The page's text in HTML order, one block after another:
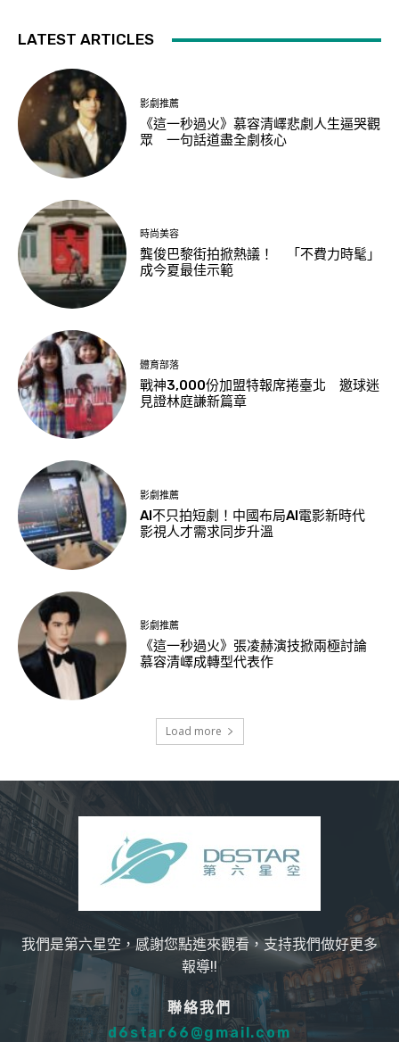
LATEST ARTICLES
影劇推薦
《這一秒過火》慕容清嶧悲劇人生逼哭觀
眾 一句話道盡全劇核心
時尚美容
龔俊巴黎街拍掀熱議！ 「不費力時髦」
成今夏最佳示範
體育部落
戰神3,000份加盟特報席捲臺北 邀球迷
見證林庭謙新篇章
影劇推薦
AI不只拍短劇！中國布局AI電影新時代
影視人才需求同步升溫
影劇推薦
《這一秒過火》張凌赫演技掀兩極討論
慕容清嶧成轉型代表作
Load more
我們是第六星空，感謝您點進來觀看，支持我們做好更多
報導!!
聯絡我們
d6star66@gmail.com